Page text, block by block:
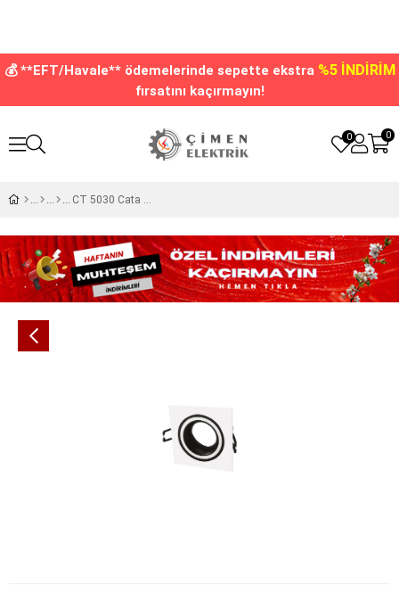
💰 **EFT/Havale** ödemelerinde sepette ekstra %5 İNDİRİM
fırsatını kaçırmayın!
0
0
CT 5030 Cata Jaguar Sıva Altı Kare Spot Kasası Beyaz